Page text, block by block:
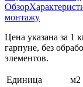
Обзор
монтажу
Цена указана за 1
гарпуне, без
элементов.
Единица
м2